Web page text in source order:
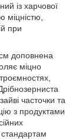
із харчової
міцністю,
при
доповнена
міцно
часточки та
з продуктами